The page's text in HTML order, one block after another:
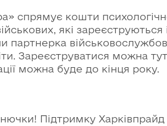
спрямує кошти
які зареєструються
партнерка
Зареєструватися можна
можна буде до кінця року.
Підтримку